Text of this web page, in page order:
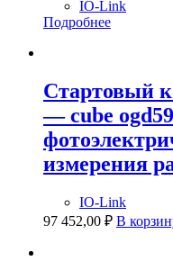
IO-Link
Подробнее
Стартовый
— cube
измерения
IO-Link
97 452,00 ₽ В